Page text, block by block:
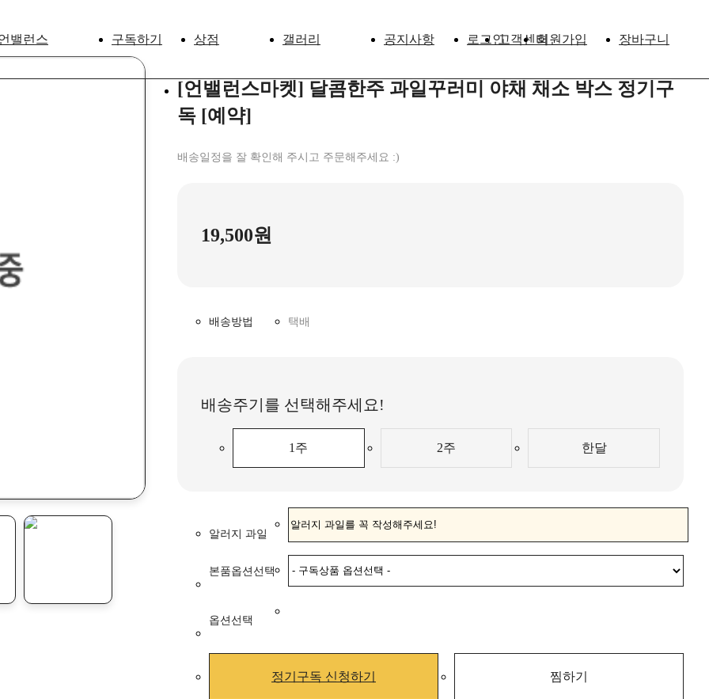
밸런스 구독하기 상점 갤러리 공지사항 고객센터
로그인 회원가입 장바구니
[언밸런스마켓] 달콤한주 과일꾸러미 야채 채소 박스 정기구
독 [예약]
배송일정을 잘 확인해 주시고 주문해주세요 :)
19,500원
배송방법 택배
배송주기를 선택해주세요!
1주 2주 한달
알러지 과일
본품옵션선택
옵션선택
정기구독 신청하기 찜하기